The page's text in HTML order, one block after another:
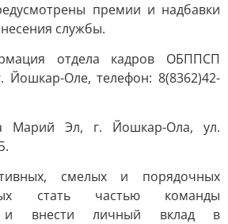
премии и надбавки
службы.
отдела кадров ОБППСП
Оле, телефон: 8(8362)42-
Марий Эл, г. Йошкар-Ола, ул.
смелых и порядочных
стать частью команды
и внести личный вклад в